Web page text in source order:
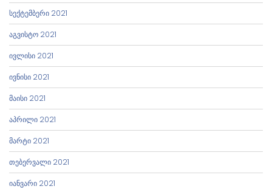
სექტემბერი 2021
აგვისტო 2021
ივლისი 2021
ივნისი 2021
მაისი 2021
აპრილი 2021
მარტი 2021
თებერვალი 2021
იანვარი 2021